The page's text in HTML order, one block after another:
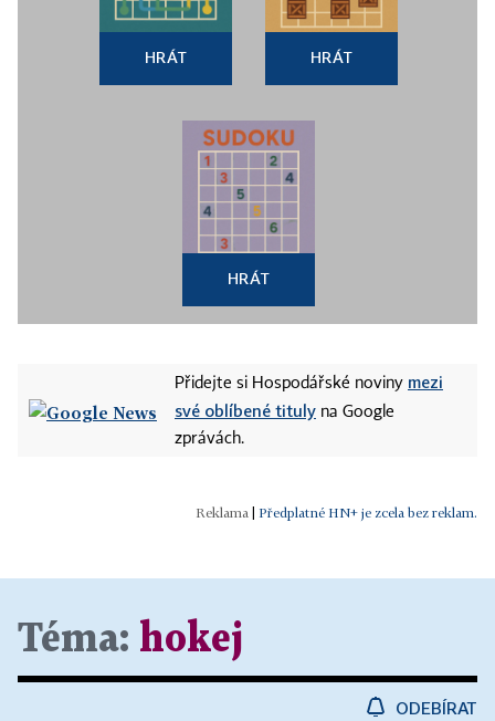
HRÁT HRÁT
HRÁT
Přidejte si Hospodářské noviny mezi
své oblíbené tituly na Google
zprávách.
Předplatné HN+ je zcela bez reklam.
Téma: hokej
ODEBÍRAT